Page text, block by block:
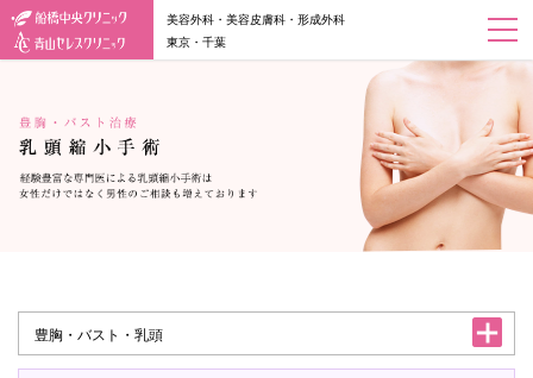
美容外科・美容皮膚科・形成外科
東京・千葉
豊胸・バスト・乳頭